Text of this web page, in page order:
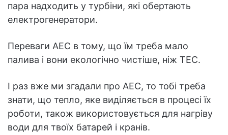
пара надходить у турбіни, які обертають
електрогенератори.
Переваги АЕС в тому, що їм треба мало
палива і вони екологічно чистіше, ніж ТЕС.
І раз вже ми згадали про АЕС, то тобі треба
знати, що тепло, яке виділяється в процесі їх
роботи, також використовується для нагріву
води для твоїх батарей і кранів.